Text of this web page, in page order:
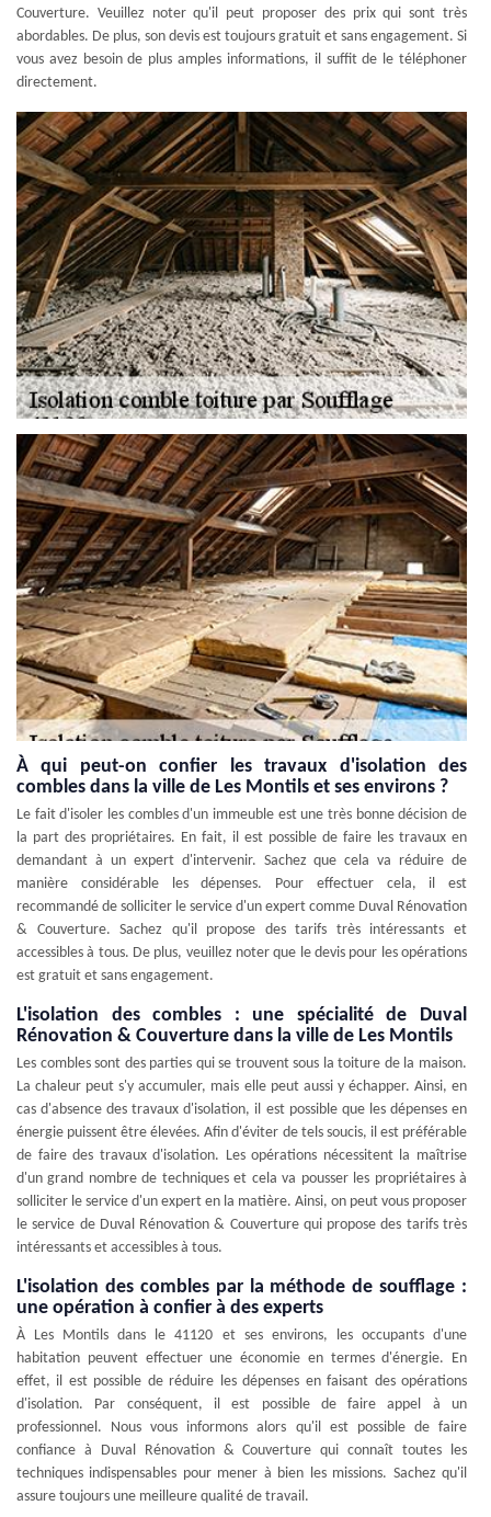
Couverture. Veuillez noter qu'il peut proposer des prix qui sont très
abordables. De plus, son devis est toujours gratuit et sans engagement. Si
vous avez besoin de plus amples informations, il suffit de le téléphoner
directement.
À qui peut-on confier les travaux d'isolation des
combles dans la ville de Les Montils et ses environs ?
Le fait d'isoler les combles d'un immeuble est une très bonne décision de
la part des propriétaires. En fait, il est possible de faire les travaux en
demandant à un expert d'intervenir. Sachez que cela va réduire de
manière considérable les dépenses. Pour effectuer cela, il est
recommandé de solliciter le service d'un expert comme Duval Rénovation
& Couverture. Sachez qu'il propose des tarifs très intéressants et
accessibles à tous. De plus, veuillez noter que le devis pour les opérations
est gratuit et sans engagement.
L'isolation des combles : une spécialité de Duval
Rénovation & Couverture dans la ville de Les Montils
Les combles sont des parties qui se trouvent sous la toiture de la maison.
La chaleur peut s'y accumuler, mais elle peut aussi y échapper. Ainsi, en
cas d'absence des travaux d'isolation, il est possible que les dépenses en
énergie puissent être élevées. Afin d'éviter de tels soucis, il est préférable
de faire des travaux d'isolation. Les opérations nécessitent la maîtrise
d'un grand nombre de techniques et cela va pousser les propriétaires à
solliciter le service d'un expert en la matière. Ainsi, on peut vous proposer
le service de Duval Rénovation & Couverture qui propose des tarifs très
intéressants et accessibles à tous.
L'isolation des combles par la méthode de soufflage :
une opération à confier à des experts
À Les Montils dans le 41120 et ses environs, les occupants d'une
habitation peuvent effectuer une économie en termes d'énergie. En
effet, il est possible de réduire les dépenses en faisant des opérations
d'isolation. Par conséquent, il est possible de faire appel à un
professionnel. Nous vous informons alors qu'il est possible de faire
confiance à Duval Rénovation & Couverture qui connaît toutes les
techniques indispensables pour mener à bien les missions. Sachez qu'il
assure toujours une meilleure qualité de travail.